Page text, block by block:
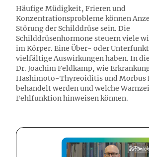
Häufige Müdigkeit, Frieren und
Konzentrationsprobleme können
Störung der Schilddrüse sein. Die
Schilddrüsenhormone steuern viele
im Körper. Eine Über- oder
vielfältige Auswirkungen haben. In
Dr. Joachim Feldkamp, wie
Hashimoto-Thyreoiditis und Morbus
behandelt werden und welche
Fehlfunktion hinweisen können.